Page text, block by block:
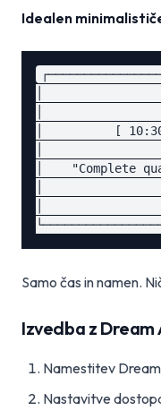
Idealen
│          [
│    "Complete
Samo čas in namen.
Izvedba z
Namestitev
Nastavitve